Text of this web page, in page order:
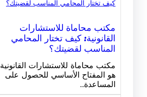
مكتب محاماة للاستشارات
القانونية: كيف تختار المحامي
المناسب لقضيتك؟
مكتب محاماة للاستشارات القانونية
هو المفتاح الأساسي للحصول على
المساعدة…